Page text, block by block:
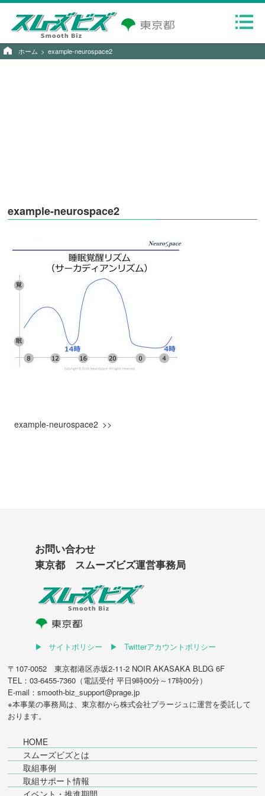
ホーム example-neurospace2
example-neurospace2
example-neurospace2
お問い合わせ
東京都 スムーズビズ運営事務局
サイトポリシー
Twitterアカウントポリシー
〒107-0052 東京都港区赤坂2-11-2 NOIR AKASAKA BLDG 6F
TEL：03-6455-7360（電話受付 平日9時00分～17時00分）
E-mail：smooth-biz_support@prage.jp
※本事業の事務局は、東京都から株式会社プラージュに運営を委託して
おります。
HOME
スムーズビズとは
取組事例
取組サポート情報